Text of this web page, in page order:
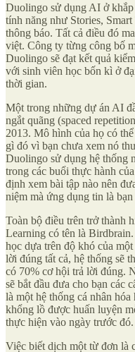
Duolingo sử dụng AI ở
tính năng như Stories,
thông báo. Tất cả điều đó
việt. Công ty từng công bố
Duolingo sẽ đạt kết quả
với sinh viên học bốn kì ở
thời gian.
Một trong những dự án AI
ngắt quãng (spaced
2013. Mô hình của họ có
gì đó vì bạn chưa xem nó
Duolingo sử dụng hệ thống
trong các buổi thực hành
định xem bài tập nào nên
niệm mà ứng dụng tin là
Toàn bộ điều trên trở thành
Learning có tên là
học dựa trên độ khó của
lời đúng tất cả, hệ thống sẽ
có 70% cơ hội trả lời đúng.
sẽ bắt đầu đưa cho bạn các
là một hệ thống cá nhân
khổng lồ được huấn luyện
thực hiện vào ngày trước đó.
Việc biết dịch một từ đơn là